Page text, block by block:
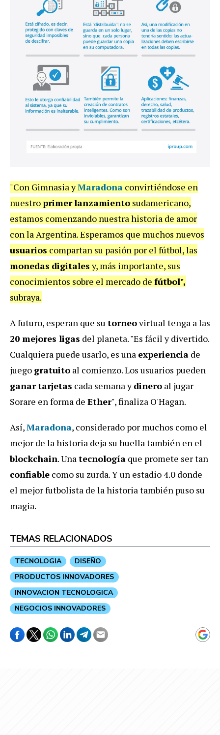
"Con Gimnasia yMaradona convirtiéndose en
nuestroprimerlanzamiento sudamericano,
estamos comenzando nuestra historia de amor
con la Argentina. Esperamos que muchos nuevos
usuarios compartan su pasión por el fútbol, las
monedas digitalesy, más importante, sus
conocimientos sobre el mercado de fútbol",
subraya.
A futuro, esperan que su torneovirtual tenga a las
20 mejores ligas del planeta. "Es fácil y divertido.
Cualquiera puede usarlo, es una experiencia de
juego gratuito al comienzo. Los usuarios pueden
ganartarjetas cada semana ydinero al jugar
Sorare en forma de Ether", finaliza O'Hagan.
Así,Maradona, considerado por muchos como el
mejor de la historia deja su huella también en el
blockchain. Unatecnología que promete ser tan
confiable como su zurda. Y un estadio 4.0 donde
el mejor futbolista de la historia también puso su
magia.
TEMAS RELACIONADOS
TECNOLOGIA
DISEÑO
PRODUCTOS INNOVADORES
INNOVACION TECNOLOGICA
NEGOCIOS INNOVADORES